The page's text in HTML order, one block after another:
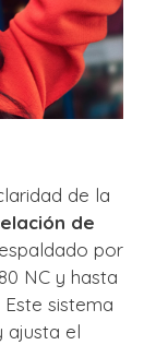
de la
de
por
NC y hasta
sistema
ajusta el